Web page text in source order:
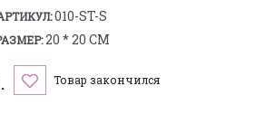
010-ST-S
20 * 20 СМ
Товар закончился